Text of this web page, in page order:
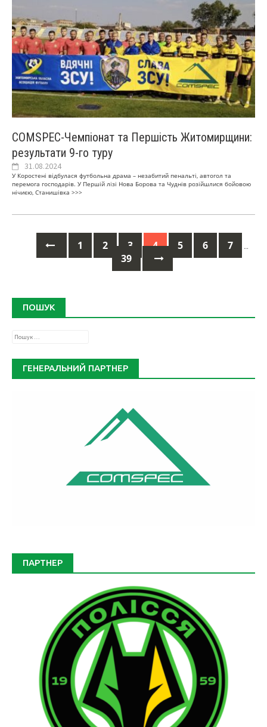
COMSPEC-Чемпіонат та Першість Житомирщини:
результати 9-го туру
31.08.2024
У Коростені відбулася футбольна драма – незабитий пенальті, автогол та
перемога господарів. У Першій лізі Нова Борова та Чуднів розійшлися бойовою
нічиєю, Станишівка >>>
Posts
1 2 3 4 5 6 7 …
39
ПОШУК
Пошук:
ГЕНЕРАЛЬНИЙ ПАРТНЕР
ПАРТНЕР